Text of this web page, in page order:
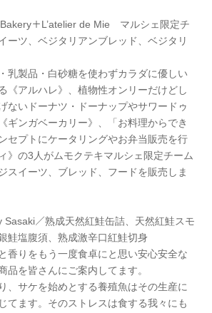
＋L’atelier de Mie マルシェ限定チ
ーツ、ベジタリアンブレッド、ベジタリ
乳製品・白砂糖を使わずカラダに優しい
《アルハレ》、植物性オンリーだけどし
ないドーナツ・ドーナップやサワードゥ
ギンガベーカリー》、「お料理からでき
セプトにケータリングやお弁当販売を行
》の3人がムモクテキマルシェ限定チーム
スイーツ、ブレッド、フードを販売しま
Sasaki／熟成天然紅鮭缶詰、天然紅鮭スモ
鮭塩腹須、熟成激辛口紅鮭切身
香りをもう一度食卓にと思い安心安全な
品を皆さんにご案内してます。
、サケを始めとする養殖魚はその生産に
てます。そのストレスは食する我々にも